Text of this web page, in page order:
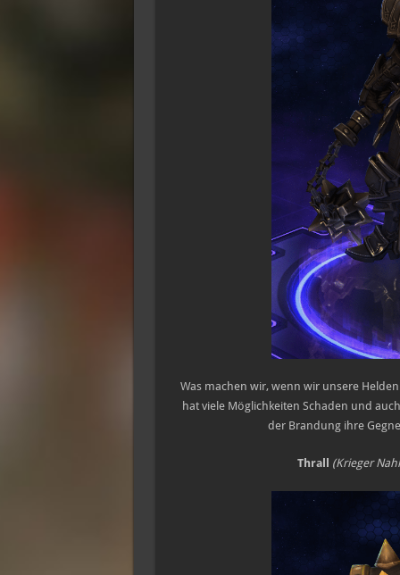
Was machen wir, wenn wir unsere
hat viele Möglichkeiten Schaden und
der Brandung ihre
Thrall (Krieger